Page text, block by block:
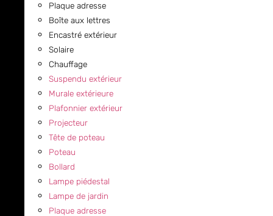
Plaque adresse
Boîte aux lettres
Encastré extérieur
Solaire
Chauffage
Suspendu extérieur
Murale extérieure
Plafonnier extérieur
Projecteur
Tête de poteau
Poteau
Bollard
Lampe piédestal
Lampe de jardin
Plaque adresse